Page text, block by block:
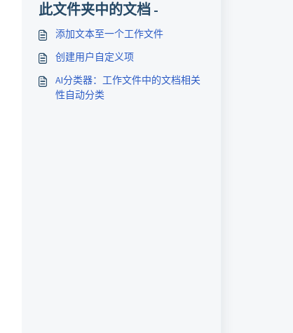
此文件夹中的文档 -
添加文本至一个工作文件
创建用户自定义项
AI分类器：工作文件中的文档相关
性自动分类